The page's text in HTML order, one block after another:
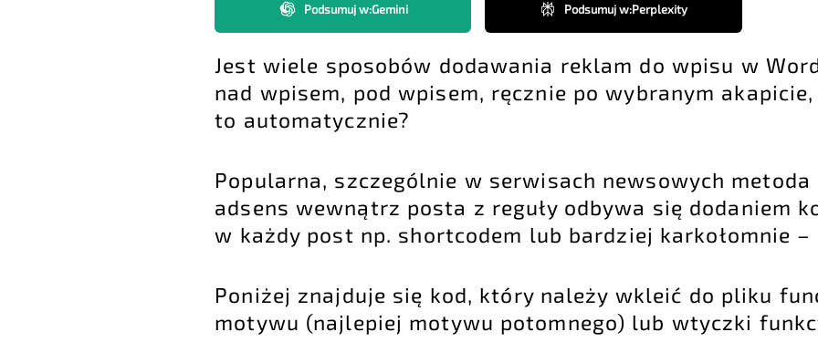
Podsumuj w:Gemini Podsumuj w:Perplexity
Jest wiele sposobów dodawania reklam do wpisu w
nad wpisem, pod wpisem, ręcznie po wybranym
to automatycznie?
Popularna, szczególnie w serwisach newsowych
adsens wewnątrz posta z reguły odbywa się dodaniem
w każdy post np. shortcodem lub bardziej karkołomnie
Poniżej znajduje się kod, który należy wkleić do pliku
motywu (najlepiej motywu potomnego) lub wtyczki